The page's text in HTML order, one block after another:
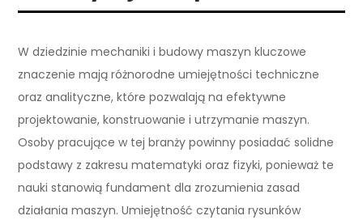
W dziedzinie mechaniki i budowy maszyn kluczowe
znaczenie mają różnorodne umiejętności techniczne
oraz analityczne, które pozwalają na efektywne
projektowanie, konstruowanie i utrzymanie maszyn.
Osoby pracujące w tej branży powinny posiadać solidne
podstawy z zakresu matematyki oraz fizyki, ponieważ te
nauki stanowią fundament dla zrozumienia zasad
działania maszyn. Umiejętność czytania rysunków